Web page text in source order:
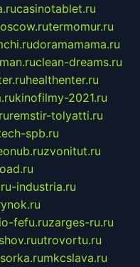
casinotablet.ru
termomur.ru
doramamama.ru
clean-dreams.ru
healthenter.ru
kinofilmy-2021.ru
remstir-tolyatti.ru
spb.ru
zvonitut.ru
ru-industria.ru
fefu.ruzarges-ru.ru
utrovortu.ru
mkcslava.ru